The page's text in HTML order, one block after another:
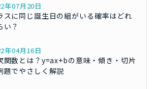
年07月20日
スに同じ誕生日の組がいる確率はどれ
い？
年04月16日
関数とは？y=ax+bの意味・傾き・切片
題でやさしく解説